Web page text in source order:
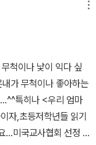
는 맨 처음 본 동물을
마자 곁에 있는 동물을
엄마는 어디 있을
봐도 모두 엄마가 아
기새가 위험한 상황인
기고양이인것같아서
든 아기새에게는 천만
만나요. 낡은 차, 배,
요.'우리 엄마는 어디
, 닭, 개, 소 등의 동물
물이 하나씩 늘때마다
서 저도 계속 물었지
맞아?'아이는 큰 소리
리듬감이 더욱 재미
었답니다.재미있는지
어준거 같아요. ㅎㅎ
거웠답니다. ^ ^
척이나 낯이 익다 싶
가 무척이나 좋아하는
특히나 <우리 엄마
자,초등저학년들 읽기
...미국교사협회 선정 1